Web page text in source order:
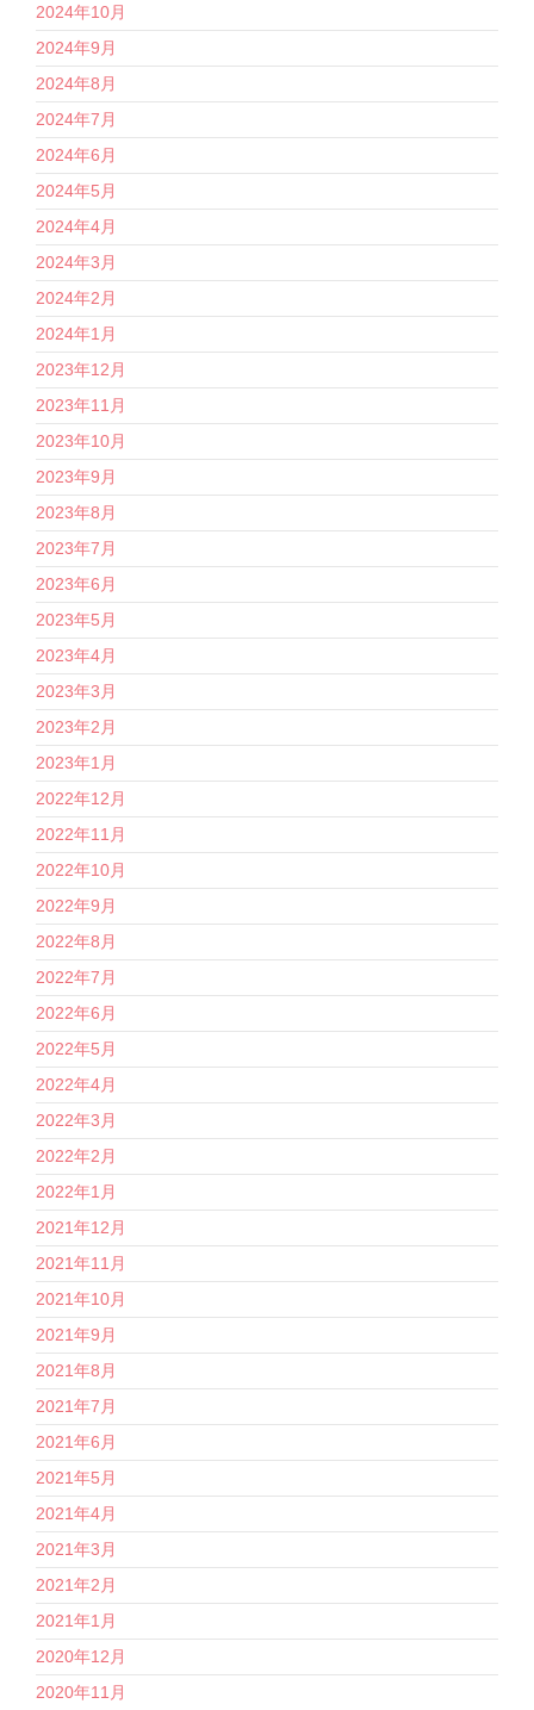
2024年10月
2024年9月
2024年8月
2024年7月
2024年6月
2024年5月
2024年4月
2024年3月
2024年2月
2024年1月
2023年12月
2023年11月
2023年10月
2023年9月
2023年8月
2023年7月
2023年6月
2023年5月
2023年4月
2023年3月
2023年2月
2023年1月
2022年12月
2022年11月
2022年10月
2022年9月
2022年8月
2022年7月
2022年6月
2022年5月
2022年4月
2022年3月
2022年2月
2022年1月
2021年12月
2021年11月
2021年10月
2021年9月
2021年8月
2021年7月
2021年6月
2021年5月
2021年4月
2021年3月
2021年2月
2021年1月
2020年12月
2020年11月